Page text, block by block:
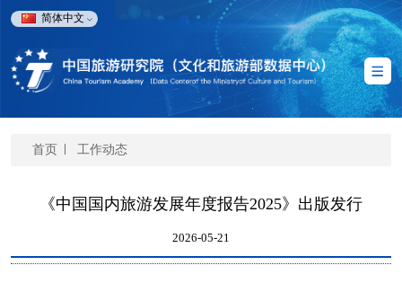
简体中文
首页 工作动态
《中国国内旅游发展年度报告2025》出版发行
2026-05-21